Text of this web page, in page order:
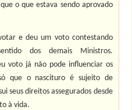
o que estava sendo aprovado
e deu um voto contestando
dos demais Ministros.
voto já não pode influenciar os
que o nascituro é sujeito de
seus direitos assegurados desde
à vida.